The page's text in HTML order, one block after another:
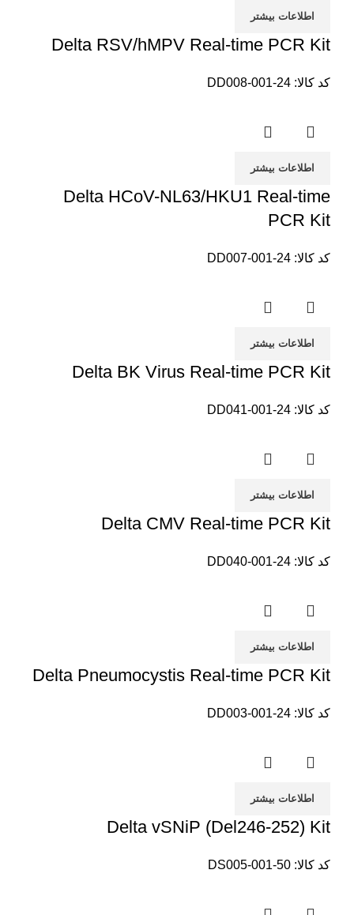
اطلاعات بیشتر
Delta RSV/hMPV Real-time PCR Kit
کد کالا: DD008-001-24
اطلاعات بیشتر
Delta HCoV-NL63/HKU1 Real-time
PCR Kit
کد کالا: DD007-001-24
اطلاعات بیشتر
Delta BK Virus Real-time PCR Kit
کد کالا: DD041-001-24
اطلاعات بیشتر
Delta CMV Real-time PCR Kit
کد کالا: DD040-001-24
اطلاعات بیشتر
Delta Pneumocystis Real-time PCR Kit
کد کالا: DD003-001-24
اطلاعات بیشتر
Delta vSNiP (Del246-252) Kit
کد کالا: DS005-001-50